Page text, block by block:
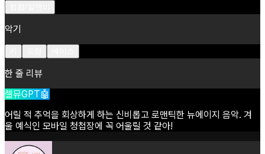
악기
한 줄 리뷰
셀뮤GPT🤖
어릴 적 추억을 회상하게 하는 신비롭고 로맨틱한 뉴에이지 음악. 겨
울 예식인 모바일 청첩장에 꼭 어울릴 것 같아!